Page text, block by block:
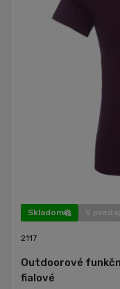
Skladom V
2117
Outdoorové
fialové